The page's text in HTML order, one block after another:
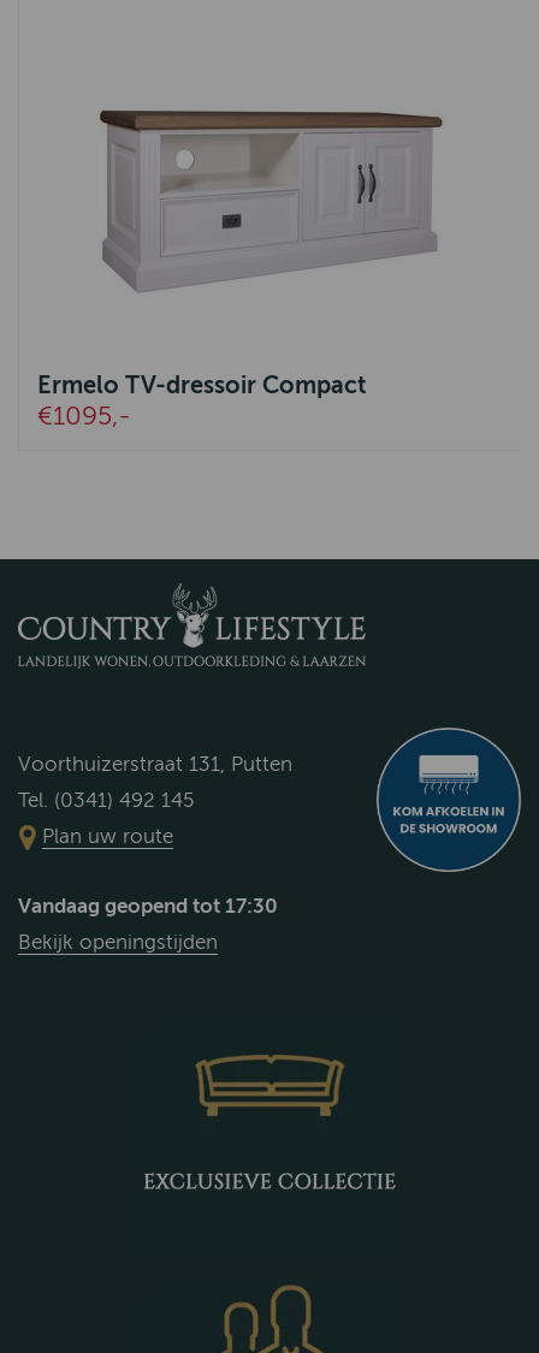
Ermelo TV-dressoir Compact
€1095,-
Voorthuizerstraat 131, Putten
Tel. (0341) 492 145
Plan uw route
Vandaag geopend tot 17:30
Bekijk openingstijden